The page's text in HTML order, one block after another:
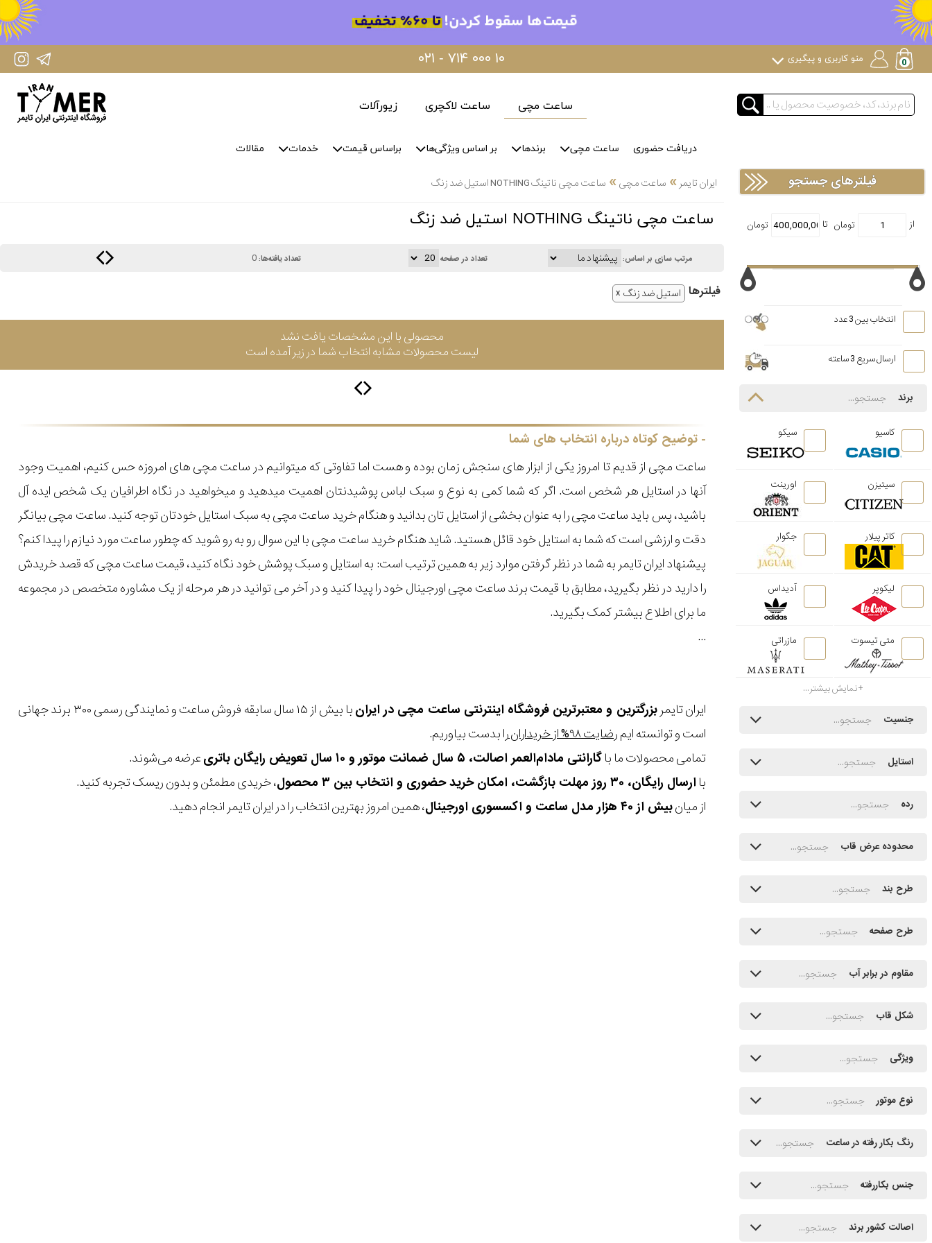
IranTimer Instagram Page ۰۲۱ - ۷۱۴ ۰۰۰ ۱۰ منو کاربری و پیگیری
ساعت مچی ساعت لاکچری زیورآلات
دریافت حضوری ساعت مچی برندها بر اساس ویژگی‌ها براساس قیمت خدمات مقالات
ایران تایمر » ساعت مچی» ساعت مچی ناتینگ NOTHING استیل ضد زنگ
ساعت مچی ناتینگ NOTHING استیل ضد زنگ
مرتب سازی بر اساس: تعداد در صفحه تعداد یافته‌ها:0
فیلتر‌ها استیل ضد زنگ
محصولی با این مشخصات یافت نشد
لیست محصولات مشابه انتخاب شما در زیر آمده است
توضیح کوتاه درباره انتخاب های شما
ساعت مچی از قدیم تا امروز یکی از ابزار های سنجش زمان بوده و هست اما تفاوتی که میتوانیم در ساعت مچی های امروزه حس کنیم، اهمیت وجود
آنها در استایل هر شخص است. اگر که شما کمی به نوع و سبک لباس پوشیدنتان اهمیت میدهید و میخواهید در نگاه اطرافیان یک شخص ایده آل
باشید، پس باید ساعت مچی را به عنوان بخشی از استایل تان بدانید و هنگام خرید ساعت مچی به سبک استایل خودتان توجه کنید. ساعت مچی بیانگر
دقت و ارزشی است که شما به استایل خود قائل هستید. شاید هنگام خرید ساعت مچی با این سوال رو به رو شوید که چطور ساعت مورد نیازم را پیدا کنم؟
پیشنهاد ایران تایمر به شما در نظر گرفتن موارد زیر به همین ترتیب است: به استایل و سبک پوشش خود نگاه کنید، قیمت ساعت مچی که قصد خریدش
را دارید در نظر بگیرید، مطابق با قیمت برند ساعت مچی اورجینال خود را پیدا کنید و در آخر می توانید در هر مرحله از یک مشاوره متخصص در مجموعه
ما برای اطلاع بیشتر کمک بگیرید.
...
ایران تایمربزرگترین و معتبرترین فروشگاه اینترنتی ساعت مچی در ایران
با بیش از ۱۵ سال سابقه فروش ساعت و نمایندگی رسمی ۳۰۰ برند جهانی
است و توانسته ایمرضایت ۹۸% از خریداران
را بدست بیاوریم.
تمامی محصولات ما باگارانتی مادام‌العمر اصالت، ۵ سال ضمانت موتور و ۱۰ سال تعویض رایگان باتری
عرضه می‌شوند.
باارسال رایگان، ۳۰ روز مهلت بازگشت، امکان خرید حضوری و انتخاب بین ۳ محصول
، خریدی مطمئن و بدون ریسک تجربه کنید.
از میانبیش از ۴۰ هزار مدل ساعت و اکسسوری اورجینال ، همین امروز بهترین انتخاب را در ایران تایمر انجام دهید.
فیلترهای جستجو
انتخاب بین 3 عدد
ارسال سریع 3 ساعته
برند
کاسیو سیکو
سیتیزن اورینت
کاتر پیلار جگوار
لیکوپر آدیداس
متی تیسوت مازراتی
نمایش بیشتر...
جنسیت
استایل
رده
محدوده عرض قاب
طرح بند
طرح صفحه
مقاوم در برابر آب
شکل قاب
ویژگی
نوع موتور
رنگ بکار رفته در ساعت
جنس بکاررفته
اصالت کشور برند